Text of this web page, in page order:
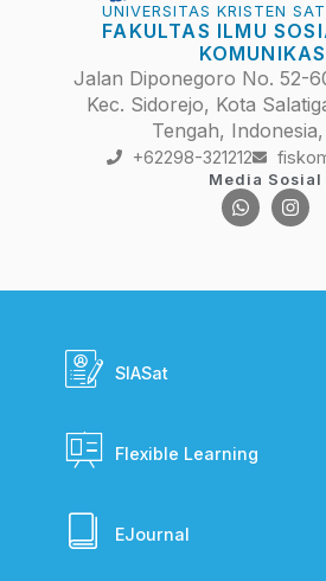
UNIVERSITAS KRISTEN
FAKULTAS ILMU
Jalan Diponegoro No. 52-
Kec. Sidorejo, Kota
Tengah, Indonesia,
+62298-321212
Media Sosial
SIASat
Flexible Learning
EJournal